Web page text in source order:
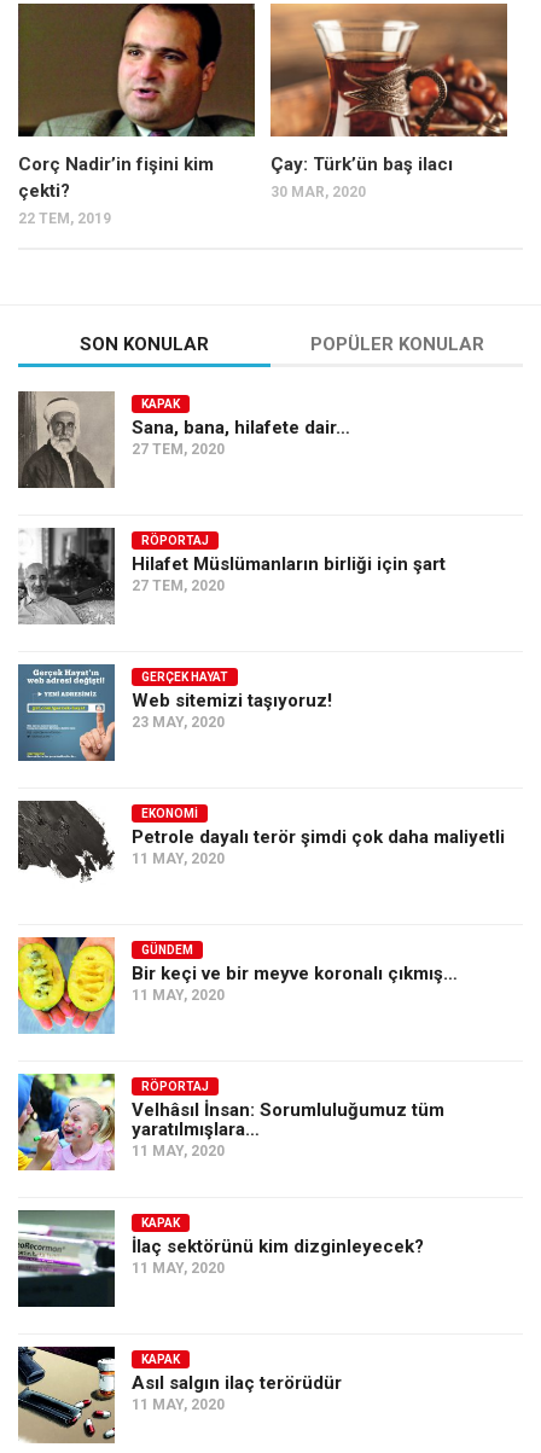
Mehmet Ali Tekin
Abir E. Nahas
Amina S. Jenenkovic
Bağdagül Öz
Esra Elönü
Kategoriler
Kültür Sanat
Kitap
Karisi kitap sualleri
7 soruda bu hafta
Ekonomi
Spor
Sağlık
Gıda-Beslenme
Türkiye
Siyaset
Dünya
Asya
Amerika
Avustralya
Tarih
Düşünce
Dosyalar
Corç Nadir’in fişini kim
çekti?
22 TEM, 2019
Çay: Türk’ün baş ilacı
30 MAR, 2020
SON KONULAR POPÜLER KONULAR
KAPAK
Sana, bana, hilafete dair…
27 TEM, 2020
RÖPORTAJ
Hilafet Müslümanların birliği için şart
27 TEM, 2020
GERÇEK HAYAT
Web sitemizi taşıyoruz!
23 MAY, 2020
EKONOMI
Petrole dayalı terör şimdi çok daha maliyetli
11 MAY, 2020
GÜNDEM
Bir keçi ve bir meyve koronalı çıkmış…
11 MAY, 2020
RÖPORTAJ
Velhâsıl İnsan: Sorumluluğumuz tüm
yaratılmışlara…
11 MAY, 2020
KAPAK
İlaç sektörünü kim dizginleyecek?
11 MAY, 2020
KAPAK
Asıl salgın ilaç terörüdür
11 MAY, 2020